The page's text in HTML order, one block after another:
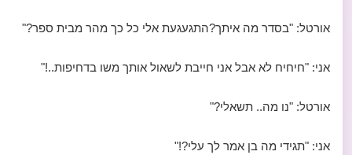
אורטל: "בסדר מה איתך?התגעגעת אלי כל כך מהר מבית ספר?"
אני: "חיחיח לא אבל אני חייבת לשאול אותך משו בדחיפות..!"
אורטל: "נו מה.. תשאלי?"
אני: "תגידי מה בן אמר לך עלי?!"